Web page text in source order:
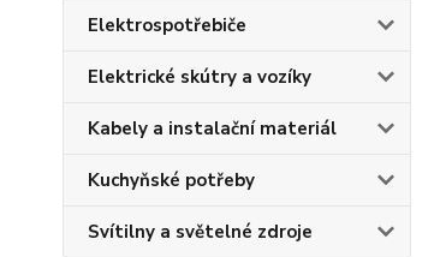
Elektrospotřebiče
Elektrické skútry a vozíky
Kabely a instalační materiál
Kuchyňské potřeby
Svítilny a světelné zdroje